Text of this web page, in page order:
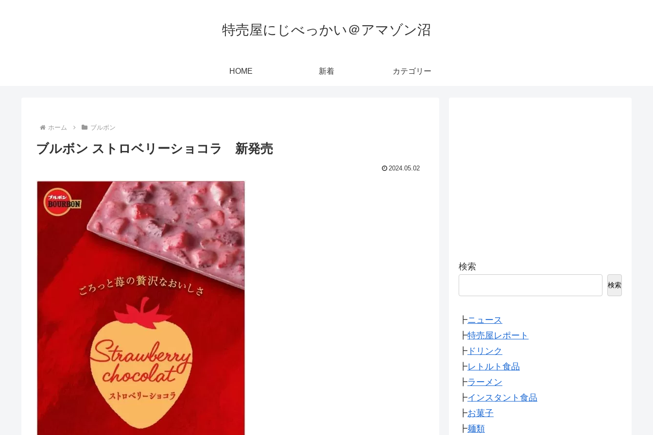
特売屋にじべっかい＠アマゾン沼
HOME 新着 カテゴリー
ホーム ブルボン
ブルボン ストロベリーショコラ 新発売
2024.05.02
検索
検索
┣ニュース
┣特売屋レポート
┣ ドリンク
┣レトルト食品
┣ラーメン
┣インスタント食品
┣お菓子
┣麺類